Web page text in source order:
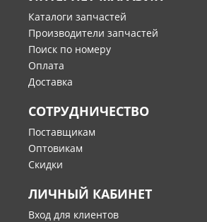
Каталоги запчастей
Производители запчастей
Поиск по номеру
Оплата
Доставка
СОТРУДНИЧЕСТВО
Поставщикам
Оптовикам
Скидки
ЛИЧНЫЙ КАБИНЕТ
Вход для клиентов